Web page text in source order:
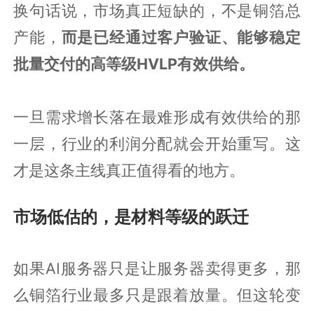
换句话说，市场真正短缺的，不是铜箔总
产能， 而是已经通过客户验证、能够稳定
批量交付的高等级HVLP有效供给。
一旦需求增长落在最难形成有效供给的那
一层，行业的利润分配就会开始重写。这
才是这条主线真正值得看的地方。
市场低估的，是材料等级的跃迁
如果AI服务器只是让服务器卖得更多，那
么铜箔行业最多只是跟着放量。但这轮变